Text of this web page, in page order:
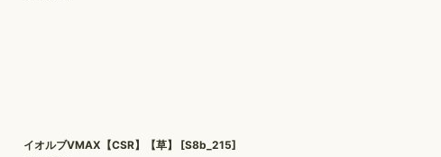
イオルブVMAX【CSR】【草】 [S8b_215]